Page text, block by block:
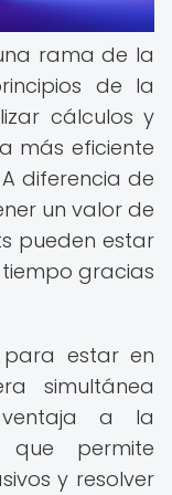
rama de la
de la
cálculos y
más eficiente
diferencia de
un valor de
pueden estar
gracias
estar en
simultánea
ventaja a la
que permite
y resolver